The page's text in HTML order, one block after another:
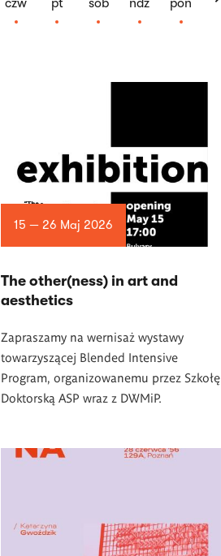
czw
pt
sob
ndz
pon
15 — 26 Maj 2026
The other(ness) in art and
aesthetics
Zapraszamy na wernisaż wystawy
towarzyszącej Blended Intensive
Program, organizowanemu przez Szkołę
Doktorską ASP wraz z DWMiP.